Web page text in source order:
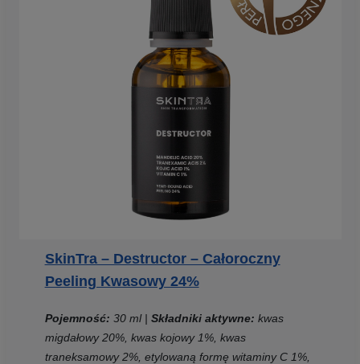
SkinTra – Destructor – Całoroczny
Peeling Kwasowy 24%
Pojemność: 30 ml | Składniki aktywne: kwas
migdałowy 20%, kwas kojowy 1%, kwas
traneksamowy 2%, etylowaną formę witaminy C 1%,